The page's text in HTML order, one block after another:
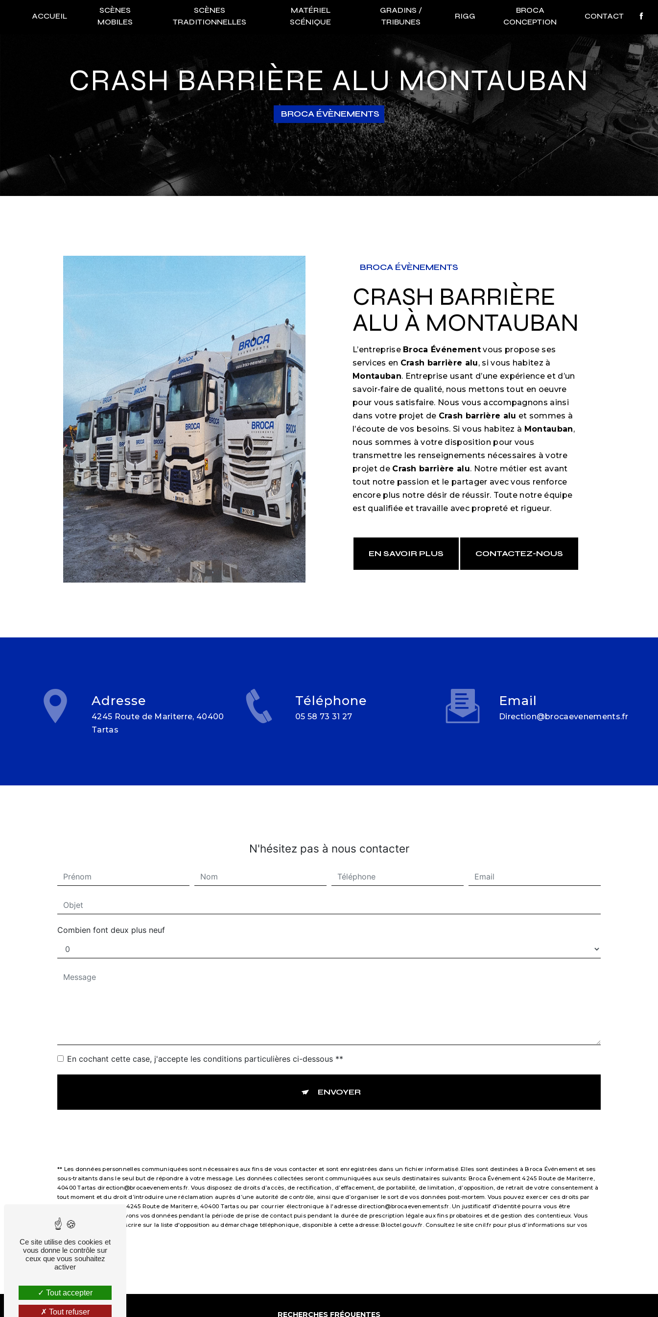
ACCUEIL
SCÈNES
MOBILES
SCÈNES
TRADITIONNELLES
MATÉRIEL
SCÉNIQUE
GRADINS /
TRIBUNES
RIGG
BROCA
CONCEPTION
CONTACT
CRASH BARRIÈRE ALU MONTAUBAN
BROCA ÉVÈNEMENTS
BROCA ÉVÈNEMENTS
CRASH BARRIÈRE
ALU À MONTAUBAN
L’entreprise Broca Événementvous propose ses
services en Crash barrière alu, si vous habitez à
Montauban. Entreprise usant d’une expérience et d’un
savoir-faire de qualité, nous mettons tout en oeuvre
pour vous satisfaire. Nous vous accompagnons ainsi
dans votre projet de Crash barrière alu et sommes à
l’écoute de vos besoins. Si vous habitez à Montauban,
nous sommes à votre disposition pour vous
transmettre les renseignements nécessaires à votre
projet de Crash barrière alu. Notre métier est avant
tout notre passion et le partager avec vous renforce
encore plus notre désir de réussir. Toute notre équipe
est qualifiée et travaille avec propreté et rigueur.
EN SAVOIR PLUS CONTACTEZ-NOUS
Adresse
4245 Route de Mariterre, 40400
Tartas
Téléphone
05 58 73 31 27
Email
direction@brocaevenements.fr
N'hésitez pas à nous contacter
Combien font deux plus neuf
En cochant cette case, j'accepte les conditions particulières ci-dessous **
ENVOYER
** Les données personnelles communiquées sont nécessaires aux fins de vous contacter et sont enregistrées dans un fichier informatisé. Elles sont destinées à Broca Événement et ses
sous-traitants dans le seul but de répondre à votre message. Les données collectées seront communiquées aux seuls destinataires suivants: Broca Événement 4245 Route de Mariterre,
40400 Tartas direction@brocaevenements.fr. Vous disposez de droits d’accès, de rectification, d’effacement, de portabilité, de limitation, d’opposition, de retrait de votre consentement à
tout moment et du droit d’introduire une réclamation auprès d’une autorité de contrôle, ainsi que d’organiser le sort de vos données post-mortem. Vous pouvez exercer ces droits par
voie postale à l'adresse 4245 Route de Mariterre, 40400 Tartas ou par courrier électronique à l'adresse direction@brocaevenements.fr. Un justificatif d'identité pourra vous être
demandé. Nous conservons vos données pendant la période de prise de contact puis pendant la durée de prescription légale aux fins probatoires et de gestion des contentieux. Vous
avez le droit de vous inscrire sur la liste d'opposition au démarchage téléphonique, disponible à cette adresse:
Bloctel.gouv.fr. Consultez le site cnil.fr pour plus d’informations sur vos
RECHERCHES FRÉQUENTES
Panneau de gestion des cookies
Ce site utilise des cookies et
vous donne le contrôle sur
ceux que vous souhaitez
activer
Tout accepter
Tout refuser